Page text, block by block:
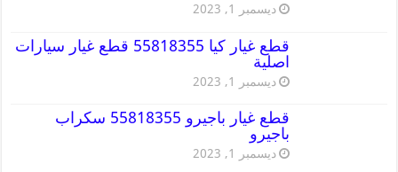
ديسمبر 1, 2023
قطع غيار كيا 55818355 قطع غيار سيارات
اصلية
ديسمبر 1, 2023
قطع غيار باجيرو 55818355 سكراب
باجيرو
ديسمبر 1, 2023